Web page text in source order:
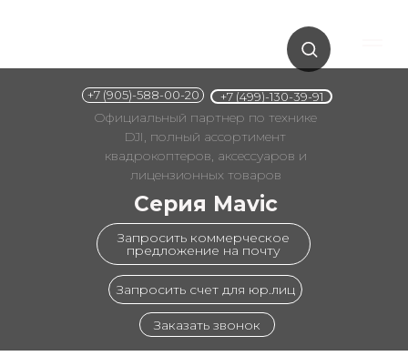
Серия Mavic
Официальный партнер по технике
DJI, полный ассортимент
квадрокоптеров, аксессуаров и
лицензионных товаров
Заказать звонок
Запросить коммерческое
предложение на почту
Запросить счет для юр.лиц
+7 (499)-130-39-91
+7 (905)-588-00-20